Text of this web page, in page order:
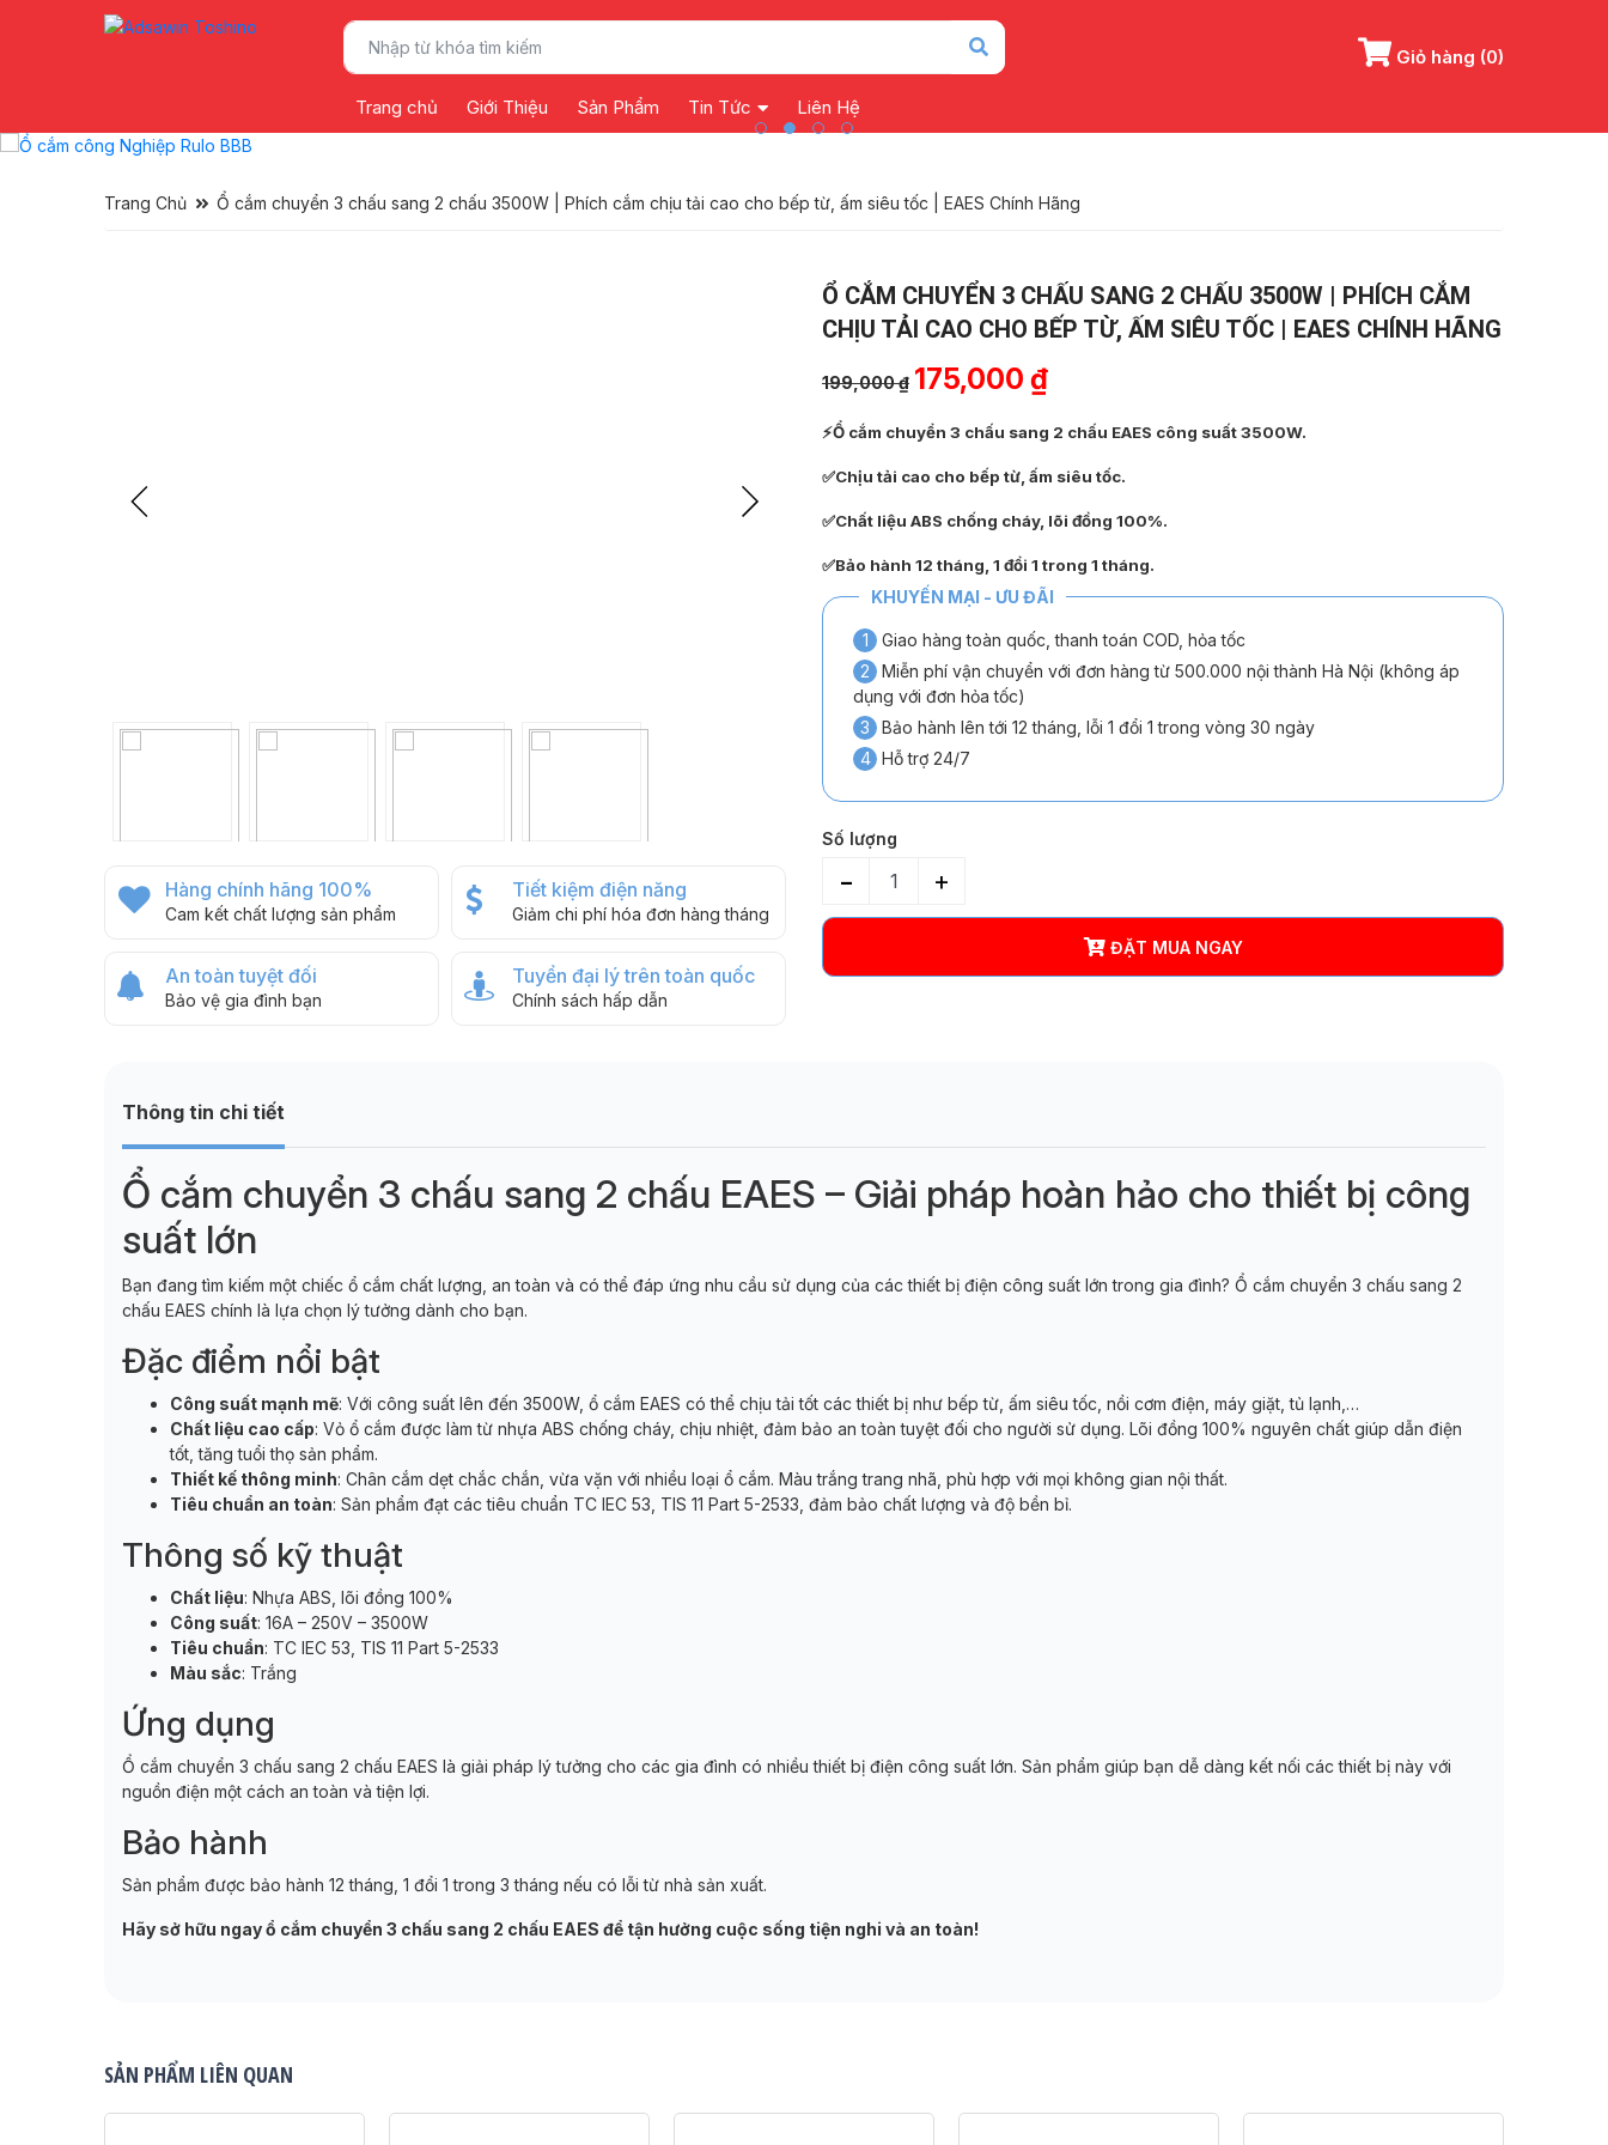
Giỏ hàng (0)
Trang chủ Giới Thiệu Sản Phẩm Tin Tức Liên Hệ
Trang Chủ Ổ cắm chuyển 3 chấu sang 2 chấu 3500W | Phích cắm chịu tải cao cho bếp từ, ấm siêu tốc | EAES Chính Hãng
Hàng chính hãng 100%
Cam kết chất lượng sản phẩm
Tiết kiệm điện năng
Giảm chi phí hóa đơn hàng tháng
An toàn tuyệt đối
Bảo vệ gia đình bạn
Tuyển đại lý trên toàn quốc
Chính sách hấp dẫn
Ổ CẮM CHUYỂN 3 CHẤU SANG 2 CHẤU 3500W | PHÍCH CẮM
CHỊU TẢI CAO CHO BẾP TỪ, ẤM SIÊU TỐC | EAES CHÍNH HÃNG
199,000₫ Giá
là:
199,000 ₫.
175,000 ₫Giá
tại
là:
⚡Ổ cắm chuyển 3 chấu sang 2 chấu EAES công suất 3500W.
✅Chịu tải cao cho bếp từ, ấm siêu tốc.
✅Chất liệu ABS chống cháy, lõi đồng 100%.
✅Bảo hành 12 tháng, 1 đổi 1 trong 1 tháng.
KHUYẾN MẠI - ƯU ĐÃI
1
Giao hàng toàn quốc, thanh toán COD, hỏa tốc
2
Miễn phí vận chuyển với đơn hàng từ 500.000 nội thành Hà Nội (không áp
dụng với đơn hỏa tốc)
3
Bảo hành lên tới 12 tháng, lỗi 1 đổi 1 trong vòng 30 ngày
4 Hỗ trợ 24/7
Số lượng
- +
ĐẶT MUA NGAY
Thông tin chi tiết
Ổ cắm chuyển 3 chấu sang 2 chấu EAES – Giải pháp hoàn hảo cho thiết bị công
suất lớn
Bạn đang tìm kiếm một chiếc ổ cắm chất lượng, an toàn và có thể đáp ứng nhu cầu sử dụng của các thiết bị điện công suất lớn trong gia đình? Ổ cắm chuyển 3 chấu sang 2
chấu EAES chính là lựa chọn lý tưởng dành cho bạn.
Đặc điểm nổi bật
Công suất mạnh mẽ: Với công suất lên đến 3500W, ổ cắm EAES có thể chịu tải tốt các thiết bị như bếp từ, ấm siêu tốc, nồi cơm điện, máy giặt, tủ lạnh,…
Chất liệu cao cấp: Vỏ ổ cắm được làm từ nhựa ABS chống cháy, chịu nhiệt, đảm bảo an toàn tuyệt đối cho người sử dụng. Lõi đồng 100% nguyên chất giúp dẫn điện
tốt, tăng tuổi thọ sản phẩm.
Thiết kế thông minh: Chân cắm dẹt chắc chắn, vừa vặn với nhiều loại ổ cắm. Màu trắng trang nhã, phù hợp với mọi không gian nội thất.
Tiêu chuẩn an toàn: Sản phẩm đạt các tiêu chuẩn TC IEC 53, TIS 11 Part 5-2533, đảm bảo chất lượng và độ bền bỉ.
Thông số kỹ thuật
Chất liệu: Nhựa ABS, lõi đồng 100%
Công suất: 16A – 250V – 3500W
Tiêu chuẩn: TC IEC 53, TIS 11 Part 5-2533
Màu sắc: Trắng
Ứng dụng
Ổ cắm chuyển 3 chấu sang 2 chấu EAES là giải pháp lý tưởng cho các gia đình có nhiều thiết bị điện công suất lớn. Sản phẩm giúp bạn dễ dàng kết nối các thiết bị này với
nguồn điện một cách an toàn và tiện lợi.
Bảo hành
Sản phẩm được bảo hành 12 tháng, 1 đổi 1 trong 3 tháng nếu có lỗi từ nhà sản xuất.
Hãy sở hữu ngay ổ cắm chuyển 3 chấu sang 2 chấu EAES để tận hưởng cuộc sống tiện nghi và an toàn!
SẢN PHẨM LIÊN QUAN